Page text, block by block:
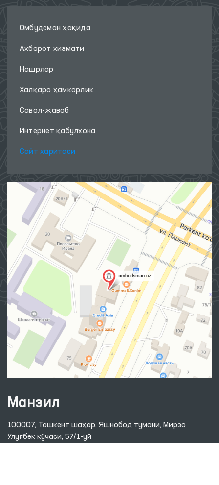
Омбудсман ҳақида
Ахборот хизмати
Нашрлар
Халқаро ҳамкорлик
Савол-жавоб
Интернет қабулхона
Сайт харитаси
Манзил
100007, Тошкент шаҳар, Яшнобод тумани, Мирзо
Улуғбек кўчаси, 57/1-уй